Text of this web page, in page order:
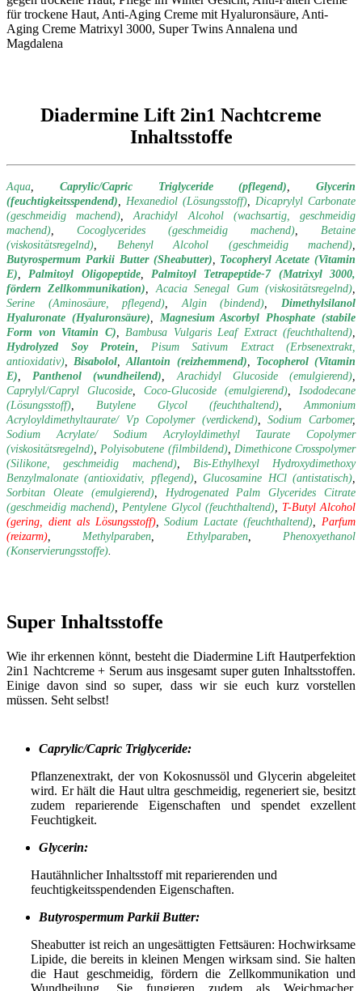
Diadermine Lift 2in1 Nachtcreme
Inhaltsstoffe
Aqua Caprylic/Capric Triglyceride (pflegend)
Glycerin
(feuchtigkeitsspendend)
Hexanediol (Lösungsstoff)
Dicaprylyl Carbonate
(geschmeidig machend) ,Arachidyl Alcohol (wachsartig, geschmeidig
machend)
Cocoglycerides (geschmeidig machend)
Betaine
(viskositätsregelnd)
Behenyl Alcohol (geschmeidig machend)
Butyrospermum Parkii Butter (Sheabutter)
Tocopheryl Acetate (Vitamin
E)
Palmitoyl Oligopeptide, Palmitoyl Tetrapeptide-7 (Matrixyl 3000,
fördern Zellkommunikation)
Acacia Senegal Gum (viskositätsregelnd)
Serine (Aminosäure, pflegend)
Algin (bindend)
Dimethylsilanol
Hyaluronate (Hyaluronsäure)
Magnesium Ascorbyl Phosphate (stabile
Form von Vitamin C)
Bambusa Vulgaris Leaf Extract (feuchthaltend)
Hydrolyzed Soy Protein
Pisum Sativum Extract (Erbsenextrakt,
antioxidativ)
Bisabolol ,Allantoin (reizhemmend)
Tocopherol (Vitamin
E)
Panthenol (wundheilend) Arachidyl Glucoside (emulgierend)
Caprylyl/Capryl Glucoside
Coco-Glucoside (emulgierend)
Isododecane
(Lösungsstoff)
Butylene Glycol (feuchthaltend)
Ammonium
Acryloyldimethyltaurate/ Vp Copolymer (verdickend),Sodium Carbomer,
Sodium Acrylate/ Sodium Acryloyldimethyl Taurate Copolymer
(viskositätsregelnd) Polyisobutene (filmbildend), Dimethicone Crosspolymer
(Silikone, geschmeidig machend), Bis-Ethylhexyl Hydroxydimethoxy
Benzylmalonate (antioxidativ, pflegend),Glucosamine HCl (antistatisch)
Sorbitan Oleate (emulgierend), Hydrogenated Palm Glycerides Citrate
(geschmeidig machend)
Pentylene Glycol (feuchthaltend), T-Butyl Alcohol
(gering, dient als Lösungsstoff),Sodium Lactate (feuchthaltend)
Parfum
(reizarm)
Methylparaben Ethylparaben, Phenoxyethanol
(Konservierungsstoffe)
Super Inhaltsstoffe
Wie ihr erkennen könnt, besteht die Diadermine Lift Hautperfektion
2in1 Nachtcreme + Serum aus insgesamt super guten Inhaltsstoffen.
Einige davon sind so super, dass wir sie euch kurz vorstellen
müssen. Seht selbst!
Caprylic/Capric Triglyceride:
Pflanzenextrakt, der von Kokosnussöl und Glycerin abgeleitet
wird. Er hält die Haut ultra geschmeidig, regeneriert sie, besitzt
zudem reparierende Eigenschaften und spendet exzellent
Feuchtigkeit.
Glycerin:
Hautähnlicher Inhaltsstoff mit reparierenden und
feuchtigkeitsspendenden Eigenschaften.
Butyrospermum Parkii Butter:
Sheabutter ist reich an ungesättigten Fettsäuren: Hochwirksame
Lipide, die bereits in kleinen Mengen wirksam sind. Sie halten
die Haut geschmeidig, fördern die Zellkommunikation und
Wundheilung. Sie fungieren zudem als Weichmacher,